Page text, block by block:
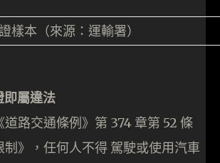
樣本（來源：運輸署）
即屬違法
路交通條例》第 374 章第 52 條
制》，任何人不得 駕駛或使用汽車